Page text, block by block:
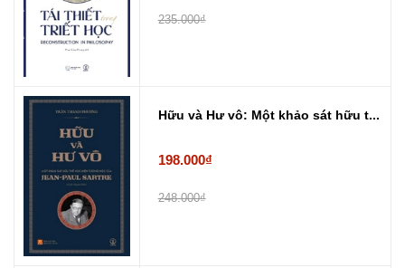
235.000₫
Hữu và Hư vô: Một khảo sát hữu t...
198.000₫
248.000₫